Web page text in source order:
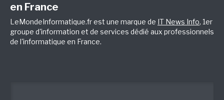
en France
LeMondeInformatique.fr est une marque de IT News Info, 1er
groupe d'information et de services dédié aux professionnels
de l'informatique en France.